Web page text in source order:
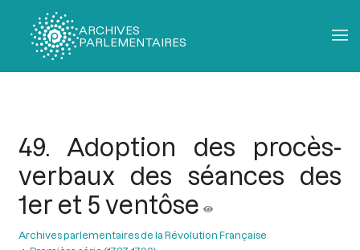
ARCHIVES
PARLEMENTAIRES
49. Adoption des procès-
verbaux des séances des
1er et 5 ventôse
Archives parlementaires de la Révolution Française